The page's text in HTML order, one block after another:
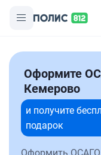
Оформите
Кемерово
и получите
подарок